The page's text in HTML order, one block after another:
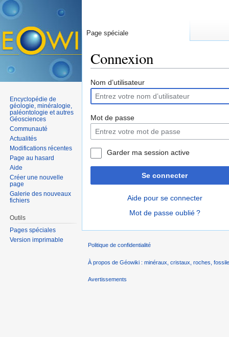
Connexion
Nom d’utilisateur
Mot de passe
Garder ma session active
Se connecter
Aide pour se connecter
Mot de passe oublié ?
Page spéciale
Encyclopédie de
géologie, minéralogie,
paléontologie et autres
Géosciences
Communauté
Actualités
Modifications récentes
Page au hasard
Aide
Créer une nouvelle
page
Galerie des nouveaux
fichiers
Outils
Pages spéciales
Version imprimable
Politique de confidentialité
À propos de Géowiki : minéraux, cristaux, roches,
Avertissements